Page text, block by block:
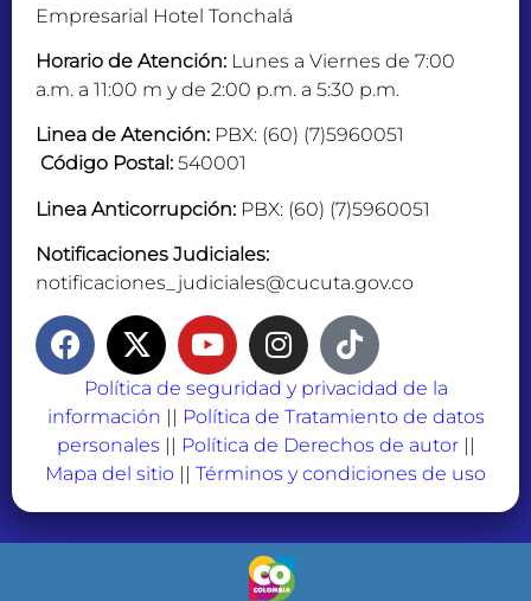
Empresarial Hotel Tonchalá
Horario de Atención: Lunes a Viernes de 7:00
a.m. a 11:00 m y de 2:00 p.m. a 5:30 p.m.
Linea de Atención: PBX: (60) (7)5960051
Código Postal: 540001
Linea Anticorrupción: PBX: (60) (7)5960051
Notificaciones Judiciales:
notificaciones_judiciales@cucuta.gov.co
Política de seguridad y privacidad de la
información || Política de Tratamiento de datos
personales || Política de Derechos de autor||
Mapa del sitio || Términos y condiciones de uso